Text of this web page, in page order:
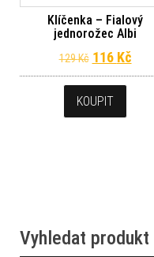
Klíčenka – Fialový
jednorožec Albi
129Kč Původní
116 Kč
KOUPIT
Vyhledat produkt